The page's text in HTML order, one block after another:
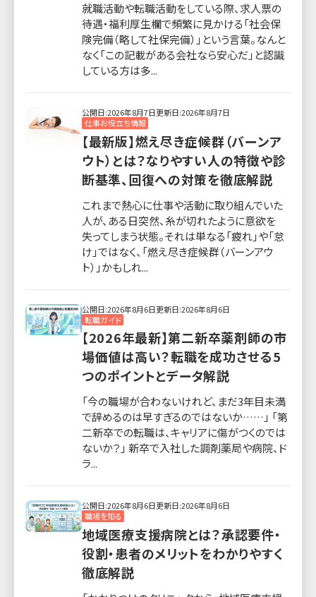
就職活動や転職活動をしている際、求人票の
待遇・福利厚生欄で頻繁に見かける「社会保
険完備（略して社保完備）」という言葉。なんと
なく「この記載がある会社なら安心だ」と認識
している方は多...
仕事お役立ち情報
公開日:2026年8月7日更新日:2026年8月7日
【最新版】燃え尽き症候群（バーンア
ウト）とは？なりやすい人の特徴や診
断基準、回復への対策を徹底解説
これまで熱心に仕事や活動に取り組んでいた
人が、ある日突然、糸が切れたように意欲を
失ってしまう状態。それは単なる「疲れ」や「怠
け」ではなく、「燃え尽き症候群（バーンアウ
ト）」かもしれ...
転職ガイド
公開日:2026年8月6日更新日:2026年8月6日
【2026年最新】第二新卒薬剤師の市
場価値は高い？転職を成功させる5
つのポイントとデータ解説
「今の職場が合わないけれど、まだ3年目未満
で辞めるのは早すぎるのではないか……」 「第
二新卒での転職は、キャリアに傷がつくのでは
ないか？」 新卒で入社した調剤薬局や病院、ド
ラ...
職場を知る
公開日:2026年8月6日更新日:2026年8月6日
地域医療支援病院とは？承認要件・
役割・患者のメリットをわかりやすく
徹底解説